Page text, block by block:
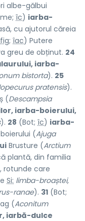
albe-gălbui
îc) iarba-
cu ajutorul căreia
fig; îac) Putere
greu de obținut. 24
iarba-
bistorta). 25
pratensis).
(Descampsia
iarba-boierului,
). 28 (Bot; îc) iarba-
(Ajuga
Brusture (Arctium
plantă, din familia
rotunde care
Si: limba-broaștei,
ranae). 31 (Bot;
(Aconitum
iarbă-dulce